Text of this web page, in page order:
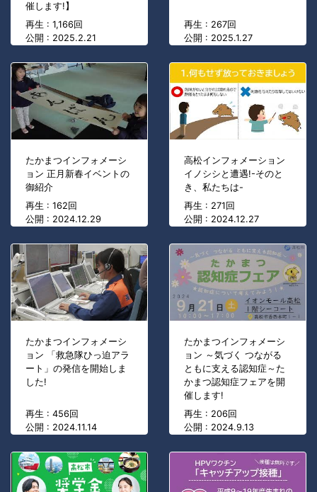
催します!】
再生 : 1,166回
公開 : 2025.2.21
再生 : 267回
公開 : 2025.1.27
たかまつインフォメーシ
ョン 正月新春イベントの
御紹介
再生 : 162回
公開 : 2024.12.29
高松インフォメーション
イノシシと遭遇!-そのと
き、私たちは-
再生 : 271回
公開 : 2024.12.27
たかまつインフォメーシ
ョン 「救急隊ひっ迫アラ
ート」の発信を開始しま
した!
再生 : 456回
公開 : 2024.11.14
たかまつインフォメーシ
ョン ～気づく つながる
ともに支える認知症～た
かまつ認知症フェアを開
催します!
再生 : 206回
公開 : 2024.9.13